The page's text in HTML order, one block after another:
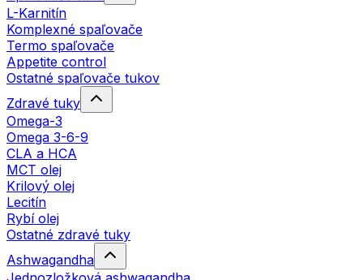
L-Karnitín
Komplexné spaľovače
Termo spaľovače
Appetite control
Ostatné spaľovače tukov
Zdravé tuky
Omega-3
Omega 3-6-9
CLA a HCA
MCT olej
Krilový olej
Lecitín
Rybí olej
Ostatné zdravé tuky
Ashwagandha